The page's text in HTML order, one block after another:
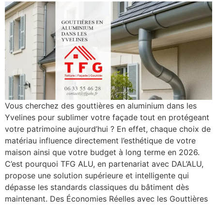
Vous cherchez des gouttières en aluminium dans les
Yvelines pour sublimer votre façade tout en protégeant
votre patrimoine aujourd’hui ? En effet, chaque choix de
matériau influence directement l’esthétique de votre
maison ainsi que votre budget à long terme en 2026.
C’est pourquoi TFG ALU, en partenariat avec DAL’ALU,
propose une solution supérieure et intelligente qui
dépasse les standards classiques du bâtiment dès
maintenant. Des Économies Réelles avec les Gouttières